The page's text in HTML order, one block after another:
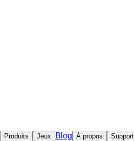
Produits Jeux Blog À propos Support